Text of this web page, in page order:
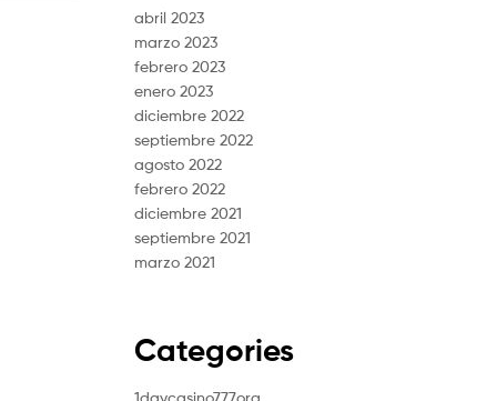
abril 2023
marzo 2023
febrero 2023
enero 2023
diciembre 2022
septiembre 2022
agosto 2022
febrero 2022
diciembre 2021
septiembre 2021
marzo 2021
Categories